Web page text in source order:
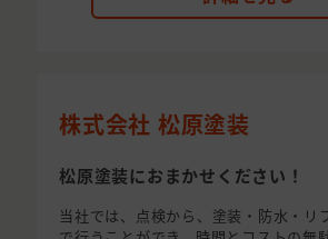
株式会社 松原塗装
松原塗装におまかせください！
当社では、点検から、塗装・防水・リ